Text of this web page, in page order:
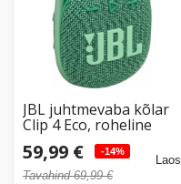
JBL juhtmevaba kõlar
Clip 4 Eco, roheline
59,99 € -14%
Tavahind 69,99 €
Laos